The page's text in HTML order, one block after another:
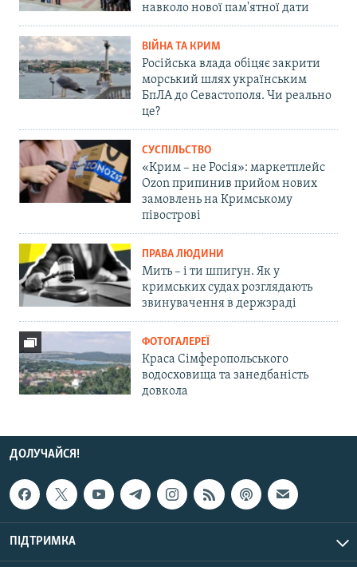
навколо нової пам'ятної дати
ВІЙНА ТА КРИМ
Російська влада обіцяє закрити
морський шлях українським
БпЛА до Севастополя. Чи реально
це?
СУСПІЛЬСТВО
«Крим – не Росія»: маркетплейс
Ozon припинив прийом нових
замовлень на Кримському
півострові
ПРАВА ЛЮДИНИ
Мить – і ти шпигун. Як у
кримських судах розглядають
звинувачення в держзраді
ФОТОГАЛЕРЕЇ
Краса Сімферопольського
водосховища та занедбаність
довкола
ДОЛУЧАЙСЯ!
ПІДТРИМКА